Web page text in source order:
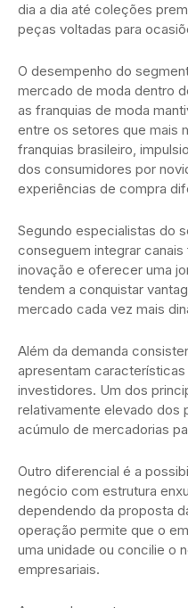
dia a dia até coleções
peças voltadas para
O desempenho do
mercado de moda dentro
as franquias de moda
entre os setores que mais
franquias brasileiro,
dos consumidores por
experiências de compra
Segundo especialistas do
conseguem integrar
inovação e oferecer uma
tendem a conquistar
mercado cada vez mais
Além da demanda
apresentam
investidores. Um dos
relativamente elevado dos
acúmulo de mercadorias
Outro diferencial é a
negócio com estrutura
dependendo da proposta
operação permite que o
uma unidade ou concilie o
empresariais.